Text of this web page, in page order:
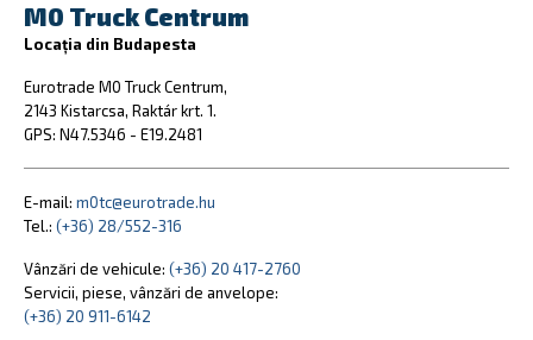
M0 Truck Centrum
Locația din Budapesta
Eurotrade M0 Truck Centrum,
2143 Kistarcsa, Raktár krt. 1.
GPS: N47.5346 - E19.2481
E-mail: m0tc@eurotrade.hu
Tel.: (+36) 28/552-316
Vânzări de vehicule: (+36) 20 417-2760
Servicii, piese, vânzări de anvelope:
(+36) 20 911-6142